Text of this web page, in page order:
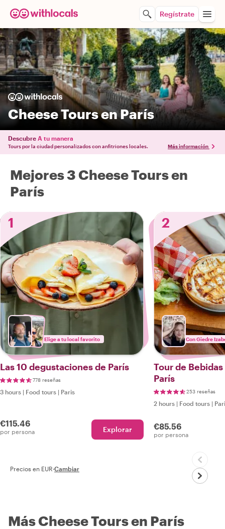
Regístrate
Cheese Tours en París
Descubre A tu manera
Tours por la ciudad personalizados con anfitriones locales. Más información
Mejores 3 Cheese Tours en
París
1
Elige a tu local favorito
Las 10 degustaciones de París
778 reseñas
3 hours | Food tours | Paris
€115.46
por persona Explorar
2
Con Giedre
Tour de
París
253 reseñas
2 hours | Food tours |
€85.56
por persona
Precios en EUR·Cambiar
Más Cheese Tours en París